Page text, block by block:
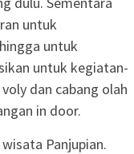
untuk
untuk
untuk kegiatan-
dan cabang olah
in door.
Panjupian.